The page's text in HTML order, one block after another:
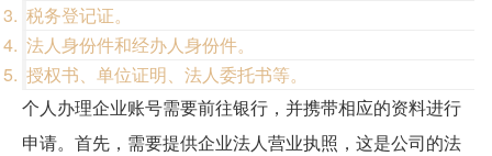
税务登记证。
法人身份件和经办人身份件。
授权书、单位证明、法人委托书等。
个人办理企业账号需要前往银行，并携带相应的资料进行
申请。首先，需要提供企业法人营业执照，这是公司的法